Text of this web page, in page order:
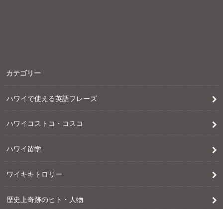
カテゴリー
ハワイで使える英語フレーズ
ハワイコストコ・コスコ
ハワイ留学
ワイキキトロリー
歴史上奇跡のヒト・人物